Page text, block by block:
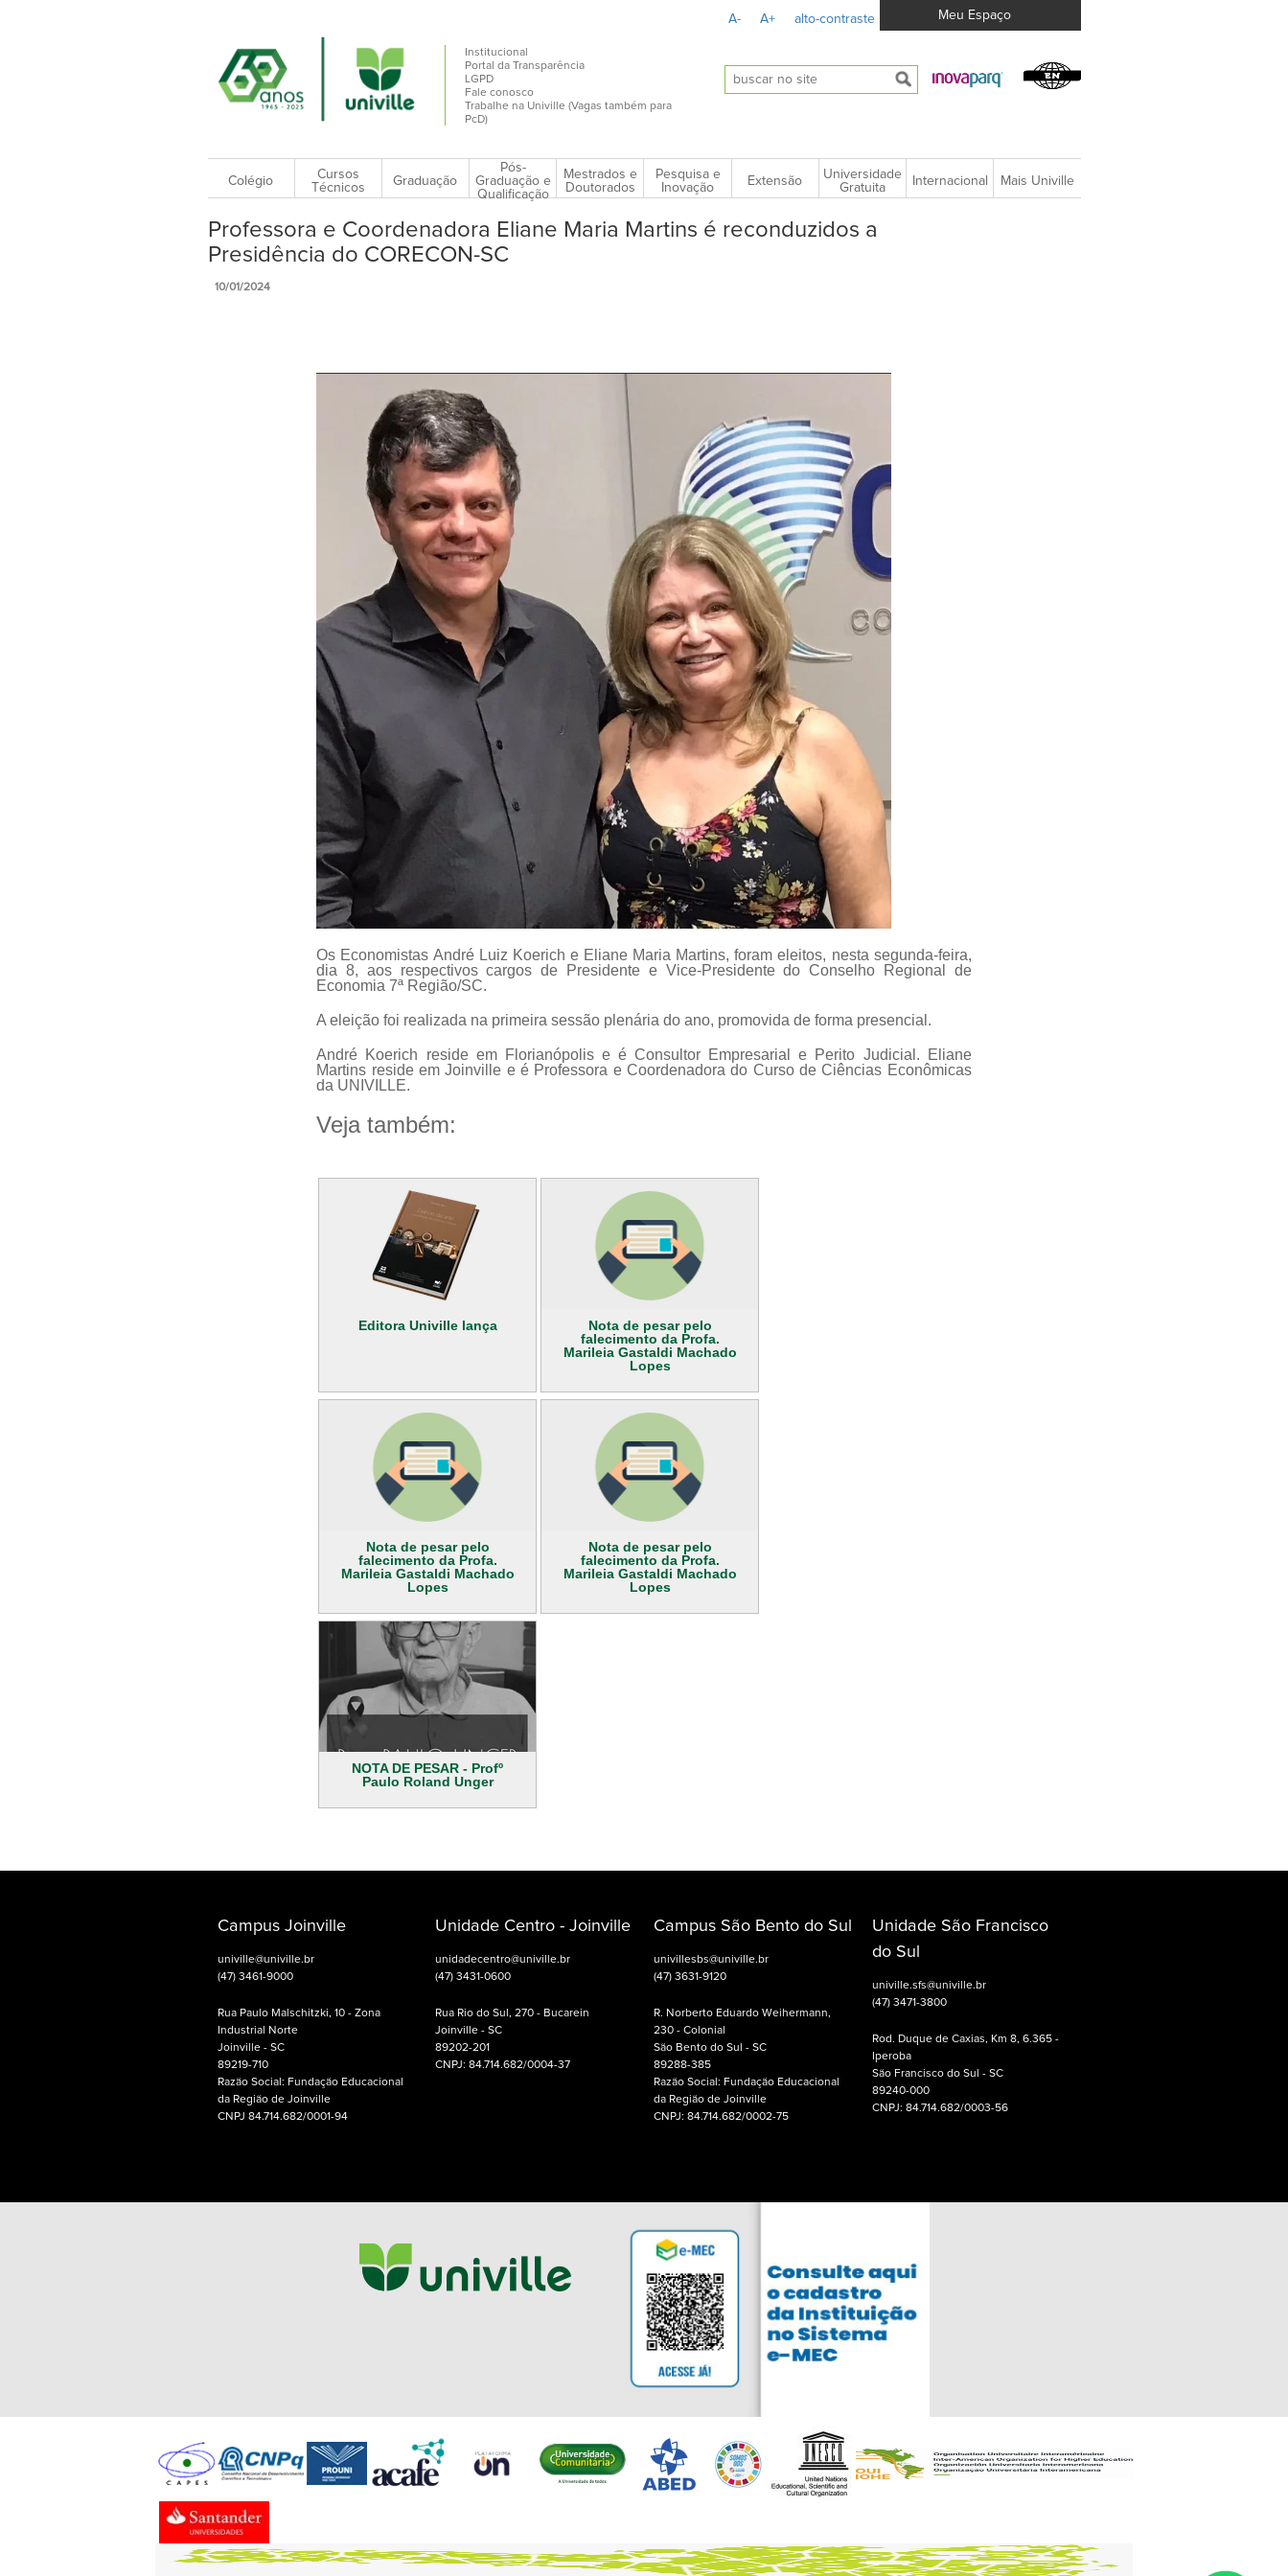
A- A+ alto-contraste Meu Espaço
Institucional
Portal da Transparência
LGPD
Fale conosco
Trabalhe na Univille (Vagas também para
PcD)
Colégio
Cursos
Técnicos
Graduação
Pós-
Graduação e
Qualificação
Mestrados e
Doutorados
Pesquisa e
Inovação
Extensão
Universidade
Gratuita
Internacional Mais Univille
Professora e Coordenadora Eliane Maria Martins é reconduzidos a
Presidência do CORECON-SC
10/01/2024
Os Economistas André Luiz Koerich e Eliane Maria Martins, foram eleitos, nesta segunda-feira,
dia 8, aos respectivos cargos de Presidente e Vice-Presidente do Conselho Regional de
Economia 7ª Região/SC.
A eleição foi realizada na primeira sessão plenária do ano, promovida de forma presencial.
André Koerich reside em Florianópolis e é Consultor Empresarial e Perito Judicial. Eliane
Martins reside em Joinville e é Professora e Coordenadora do Curso de Ciências Econômicas
da UNIVILLE.
Veja também:
Editora Univille lança
Nota de pesar pelo
falecimento da Profa.
Marileia Gastaldi Machado
Lopes
Nota de pesar pelo
falecimento da Profa.
Marileia Gastaldi Machado
Lopes
Nota de pesar pelo
falecimento da Profa.
Marileia Gastaldi Machado
Lopes
NOTA DE PESAR - Profº
Paulo Roland Unger
Campus Joinville
univille@univille.br
(47) 3461-9000
Rua Paulo Malschitzki, 10 - Zona
Industrial Norte
Joinville - SC
89219-710
Razão Social: Fundação Educacional
da Região de Joinville
CNPJ 84.714.682/0001-94
Unidade Centro - Joinville
unidadecentro@univille.br
(47) 3431-0600
Rua Rio do Sul, 270 - Bucarein
Joinville - SC
89202-201
CNPJ: 84.714.682/0004-37
Campus São Bento do Sul
univillesbs@univille.br
(47) 3631-9120
R. Norberto Eduardo Weihermann,
230 - Colonial
São Bento do Sul - SC
89288-385
Razão Social: Fundação Educacional
da Região de Joinville
CNPJ: 84.714.682/0002-75
Unidade São Francisco
do Sul
univille.sfs@univille.br
(47) 3471-3800
Rod. Duque de Caxias, Km 8, 6.365 -
Iperoba
São Francisco do Sul - SC
89240-000
CNPJ: 84.714.682/0003-56